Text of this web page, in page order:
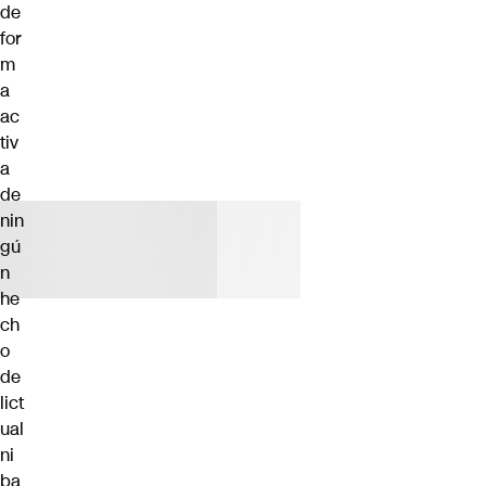
de
for
m
a
ac
tiv
a
de
nin
gú
n
he
ch
o
de
lict
ual
ni
ba